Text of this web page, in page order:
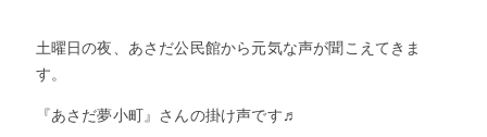
小
ん
土曜日の夜、あさだ公民館から元気な声が聞こえてきま
す。
『あさだ夢小町』さんの掛け声です♬